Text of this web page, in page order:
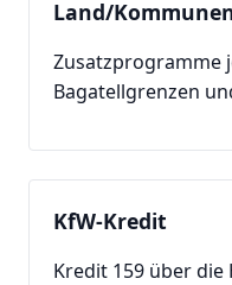
Land/
Zusatzprogramme
Bagatellgrenzen
KfW-Kredit
Kredit 159 über